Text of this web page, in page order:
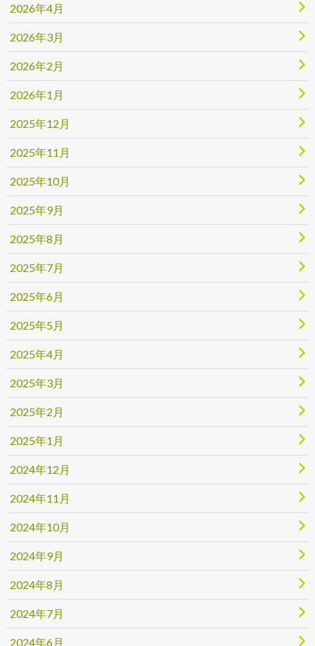
2026年4月
2026年3月
2026年2月
2026年1月
2025年12月
2025年11月
2025年10月
2025年9月
2025年8月
2025年7月
2025年6月
2025年5月
2025年4月
2025年3月
2025年2月
2025年1月
2024年12月
2024年11月
2024年10月
2024年9月
2024年8月
2024年7月
2024年6月